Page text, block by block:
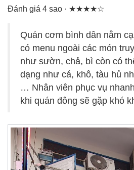
Đánh giá 4 sao · ★★★★☆
Quán cơm bình dân nằm
có menu ngoài các món
như sườn, chả, bì còn có
dạng như cá, khô, tàu hủ
… Nhân viên phục vụ
khi quán đông sẽ gặp khó